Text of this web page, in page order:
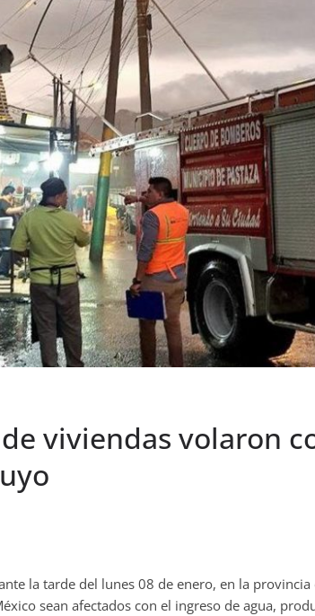
viviendas volaron
la tarde del lunes 08 de enero, en la provincia
sean afectados con el ingreso de agua,